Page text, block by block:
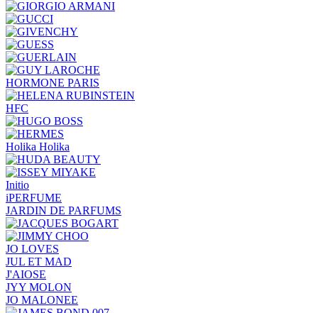
HORMONE PARIS
HFC
Holika Holika
Initio
iPERFUME
JARDIN DE PARFUMS
JO LOVES
JUL ET MAD
J'AIOSE
JYY МОLON
JO MАLОNEE